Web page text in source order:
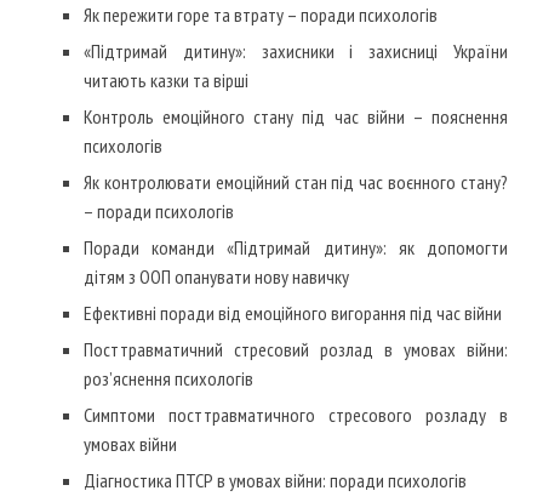
Як пережити горе та втрату – поради психологів
«Підтримай дитину»: захисники і захисниці України
читають казки та вірші
Контроль емоційного стану під час війни – пояснення
психологів
Як контролювати емоційний стан під час воєнного стану?
– поради психологів
Поради команди «Підтримай дитину»: як допомогти
дітям з ООП опанувати нову навичку
Ефективні поради від емоційного вигорання під час війни
Посттравматичний стресовий розлад в умовах війни:
роз’яснення психологів
Симптоми посттравматичного стресового розладу в
умовах війни
Діагностика ПТСР в умовах війни: поради психологів